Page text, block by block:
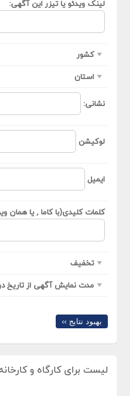
لینک ویدئو یا تیزر این آگهی:
کشور
استان
نشانی:
لوکیشن
ایمیل
کلمات کلیدی(با کاما , یا همان
تخفیف
مدت نمایش آگهی از تاریخ
بهبود نتایج ››
لیست برای کارگاه و کارخانه